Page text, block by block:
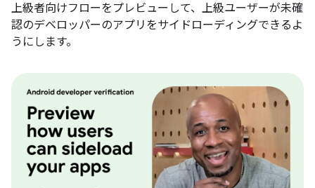
上級者向けフローをプレビューして、上級ユーザーが未確
認のデベロッパーのアプリをサイドローディングできるよ
うにします。